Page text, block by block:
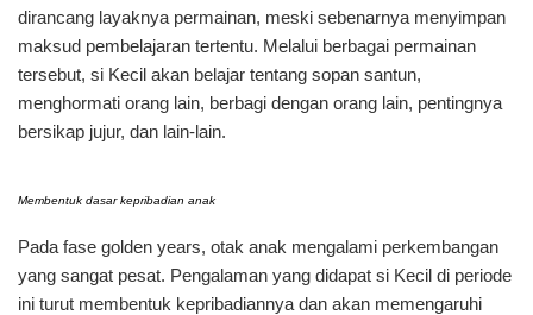
dirancang layaknya permainan, meski sebenarnya menyimpan
maksud pembelajaran tertentu. Melalui berbagai permainan
tersebut, si Kecil akan belajar tentang sopan santun,
menghormati orang lain, berbagi dengan orang lain, pentingnya
bersikap jujur, dan lain-lain.
Membentuk dasar kepribadian anak
Pada fase golden years, otak anak mengalami perkembangan
yang sangat pesat. Pengalaman yang didapat si Kecil di periode
ini turut membentuk kepribadiannya dan akan memengaruhi